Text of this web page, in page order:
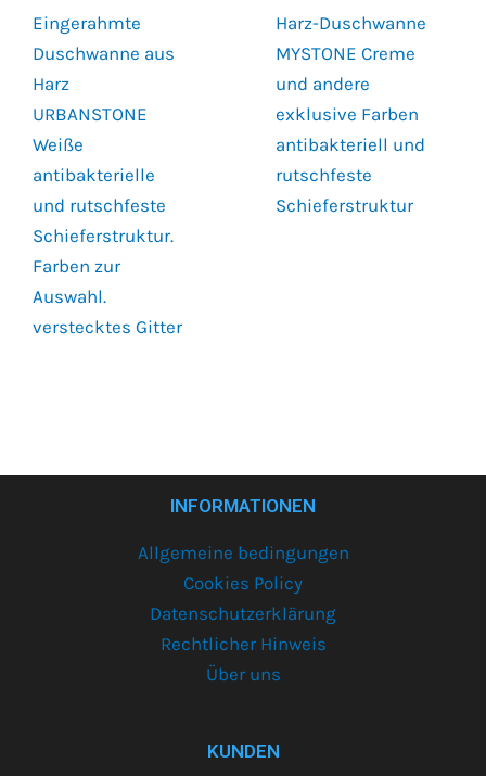
Eingerahmte
Duschwanne aus
Harz
URBANSTONE
Weiße
antibakterielle
und rutschfeste
Schieferstruktur.
Farben zur
Auswahl.
verstecktes Gitter
Harz-Duschwanne
MYSTONE Creme
und andere
exklusive Farben
antibakteriell und
rutschfeste
Schieferstruktur
INFORMATIONEN
Allgemeine bedingungen
Cookies Policy
Datenschutzerklärung
Rechtlicher Hinweis
Über uns
KUNDEN